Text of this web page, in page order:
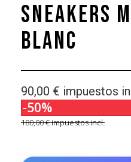
Sneakers
Blanc
90,00 € impuestos
-50%
180,00 €impuestos incl.